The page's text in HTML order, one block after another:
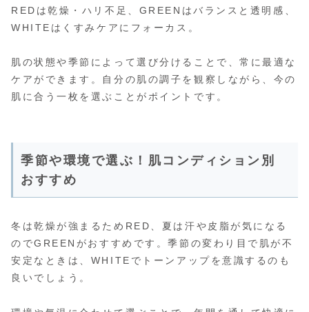
REDは乾燥・ハリ不足、GREENはバランスと透明感、
WHITEはくすみケアにフォーカス。
肌の状態や季節によって選び分けることで、常に最適な
ケアができます。自分の肌の調子を観察しながら、今の
肌に合う一枚を選ぶことがポイントです。
季節や環境で選ぶ！肌コンディション別
おすすめ
冬は乾燥が強まるためRED、夏は汗や皮脂が気になる
のでGREENがおすすめです。季節の変わり目で肌が不
安定なときは、WHITEでトーンアップを意識するのも
良いでしょう。